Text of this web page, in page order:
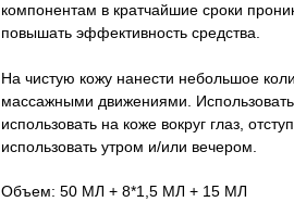
компонентам в кратчайшие сроки
повышать эффективность средства.
На чистую кожу нанести небольшое
массажными движениями.
использовать на коже вокруг глаз,
использовать утром и/или вечером.
Объем: 50 МЛ + 8*1,5 МЛ + 15 МЛ